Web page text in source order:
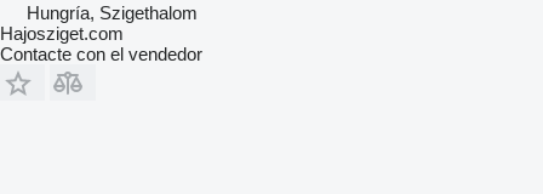
Hungría, Szigethalom
Hajosziget.com
Contacte con el vendedor